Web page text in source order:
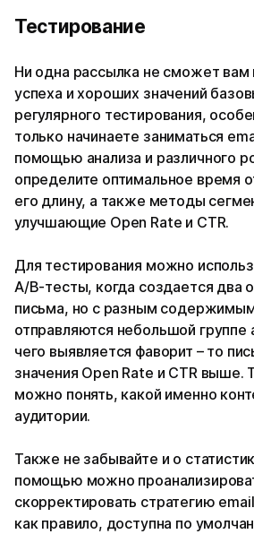
Тестирование
Ни одна рассылка не сможет вам
успеха и хороших значений
регулярного тестирования,
только начинаете заниматься
помощью анализа и различного
определите оптимальное время
его длину, а также методы
улучшающие Open Rate и CTR.
Для тестирования можно
A/B-тесты, когда создается два
письма, но с разным
отправляются небольшой группе
чего выявляется фаворит – то
значения Open Rate и CTR выше.
можно понять, какой именно
аудитории.
Также не забывайте и о
помощью можно
скорректировать стратегию
как правило, доступна по